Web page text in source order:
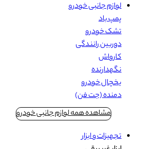
لوازم جانبی خودرو
پمپ باد
تشک خودرو
دوربین رانندگی
کارواش
نگهدارنده
یخچال خودرو
دمنده (جت فن)
مشاهده همه لوازم جانبی خودرو
تجهیزات و ابزار